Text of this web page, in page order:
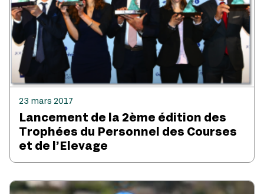
23 mars 2017
Lancement de la 2ème édition des
Trophées du Personnel des Courses
et de l’Elevage